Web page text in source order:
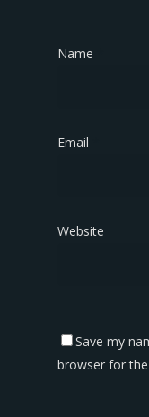
Name
Email
Website
Save my
browser for